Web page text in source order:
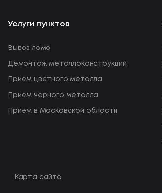
Услуги пунктов
Вывоз лома
Демонтаж металлоконструкций
Прием цветного металла
Прием черного металла
Прием в Московской области
Карта сайта